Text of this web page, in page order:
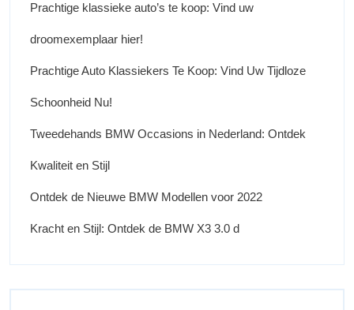
Prachtige klassieke auto’s te koop: Vind uw
droomexemplaar hier!
Prachtige Auto Klassiekers Te Koop: Vind Uw Tijdloze
Schoonheid Nu!
Tweedehands BMW Occasions in Nederland: Ontdek
Kwaliteit en Stijl
Ontdek de Nieuwe BMW Modellen voor 2022
Kracht en Stijl: Ontdek de BMW X3 3.0 d